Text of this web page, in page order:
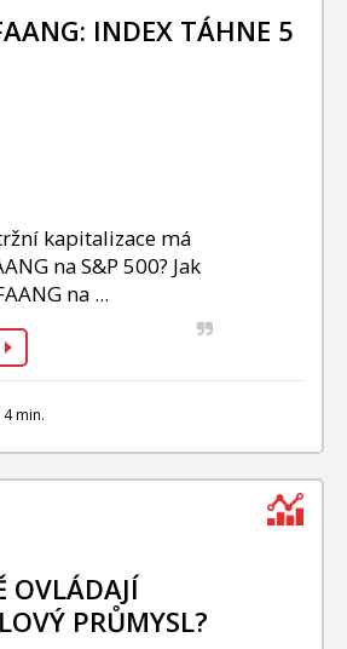
INDEX TÁHNE 5
kapitalizace má
na S&P 500? Jak
na ...
4 min.
OVLÁDAJÍ
PRŮMYSL?